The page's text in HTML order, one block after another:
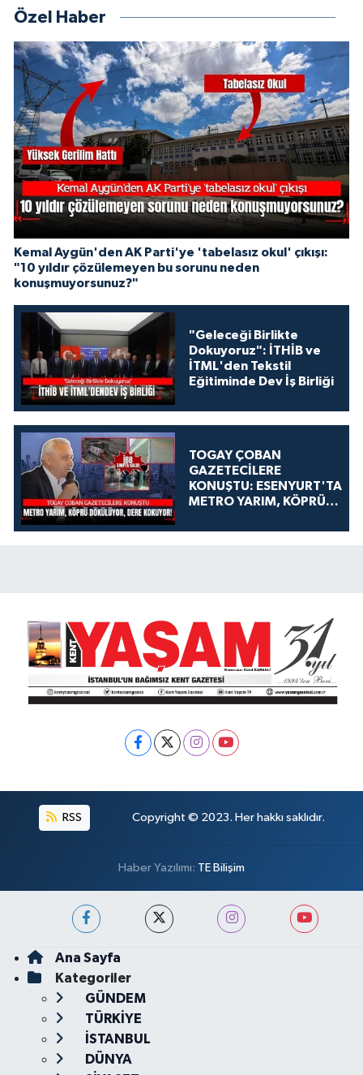
Özel Haber
Kemal Aygün'den AK Parti'ye 'tabelasız okul' çıkışı:
"10 yıldır çözülemeyen bu sorunu neden
konuşmuyorsunuz?"
"Geleceği Birlikte
Dokuyoruz": İTHİB ve
İTML'den Tekstil
Eğitiminde Dev İş Birliği
TOGAY ÇOBAN
GAZETECİLERE
KONUŞTU: ESENYURT'TA
METRO YARIM, KÖPRÜ
KOKUYOR!
RSS Copyright © 2023. Her hakkı saklıdır.
Haber Yazılımı: TE Bilişim
Ana Sayfa
Kategoriler
GÜNDEM
TÜRKİYE
İSTANBUL
DÜNYA